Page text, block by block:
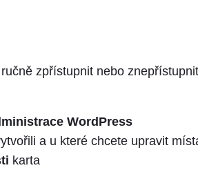
zpřístupnit nebo
WordPress
a u které chcete upravit
karta